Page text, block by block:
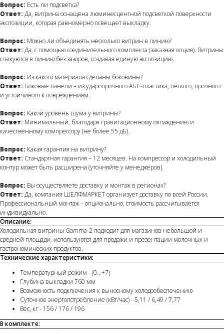
Вопрос: Есть ли подсветка?
Ответ: Да, витрина оснащена люминесцентной подсветкой поверхности
экспозиции, которая равномерно освещает выкладку.
Вопрос: Можно ли объединять несколько витрин в линию?
Ответ: Да, с помощью соединительного комплекта (заказная опция). Витрины
стыкуются в линию без зазоров, создавая единую экспозицию.
Вопрос: Из какого материала сделаны боковины?
Ответ: Боковые панели – из ударопрочного АБС-пластика, лёгкого, прочного
и устойчивого к повреждениям.
Вопрос: Какой уровень шума у витрины?
Ответ: Минимальный, благодаря гравитационному охлаждению и
качественному компрессору (не более 55 дБ).
Вопрос: Какая гарантия на витрину?
Ответ: Стандартная гарантия – 12 месяцев. На компрессор и холодильный
контур может быть расширена (уточняйте у менеджеров).
Вопрос: Вы осуществляете доставку и монтаж в регионах?
Ответ: Да, компания ШЕЛФМАРКЕТ организует доставку по всей России.
Профессиональный монтаж – опционально, стоимость рассчитывается
индивидуально.
Описание:
Холодильная витрины Gamma-2 подходит для магазинов небольшой и
средней площади, используются для продажи и презентации молочных и
гастрономических продуктов.
Технические характеристики:
Температурный режим - (0...+7)
Глубина выкладки 760 мм
Возможность подключения к выносному холодообеспечению
Суточное энергопотребление (кВт/час) - 5,11 / 6,49 / 7,77
Вес, кг - 156 / 176 / 196
В комплекте: